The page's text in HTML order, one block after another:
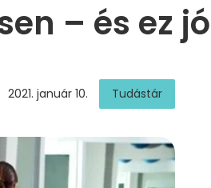
– és ez
2021. január 10. Tudástár